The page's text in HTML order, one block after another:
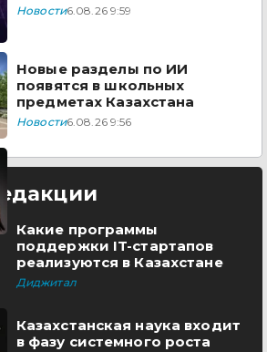
Новости6.08.26 9:59
Новые разделы по ИИ
появятся в школьных
предметах Казахстана
Новости6.08.26 9:56
Какие программы
поддержки IT-стартапов
реализуются в Казахстане
Диджитал
Казахстанская наука входит
в фазу системного роста